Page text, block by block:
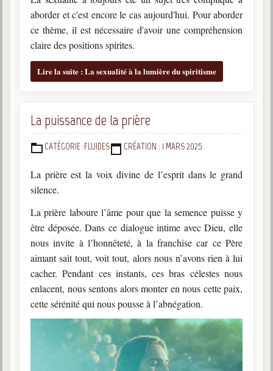
Galerie
Photos et vidéoscope
Galerie photos
Vidéoscope
Filmothèque
Les Illustrés
Liens spirites
Centres spirites
France
Belgique, Lux. et Canada
Fédérations spirites
Médias spirites
aborder et c'est encore le cas aujourd'hui. Pour aborder
ce thème, il est nécessaire d'avoir une compréhension
claire des positions spirites.
Lire la suite : La sexualité à la lumière du spiritisme
La puissance de la prière
DÉTAILSCATÉGORIE :FLUIDES CRÉATION : 1 MARS 2025
La prière est la voix divine de l’esprit dans le grand
silence.
La prière laboure l’âme pour que la semence puisse y
être déposée. Dans ce dialogue intime avec Dieu, elle
nous invite à l’honnêteté, à la franchise car ce Père
aimant sait tout, voit tout, alors nous n’avons rien à lui
cacher. Pendant ces instants, ces bras célestes nous
enlacent, nous sentons alors monter en nous cette paix,
cette sérénité qui nous pousse à l’abnégation.